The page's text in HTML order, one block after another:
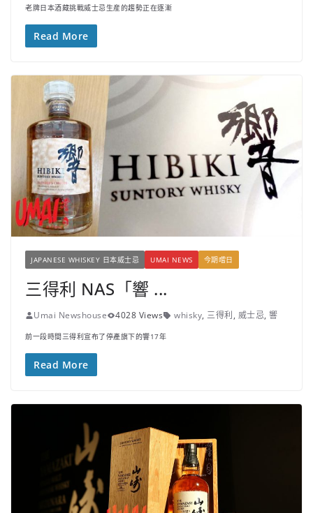
老牌日本酒藏挑戰威士忌生産的趨勢正在逐漸
Read More
JAPANESE WHISKEY 日本威士忌 UMAI NEWS 今期嚐日
三得利 NAS「響 ...
Umai Newshouse 4028 Views whisky, 三得利, 威士忌, 響
前一段時間三得利宣布了停產旗下的響17年
Read More